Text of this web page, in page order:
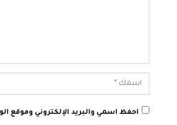
احفظ اسمي والبريد الإلكتروني وموقع